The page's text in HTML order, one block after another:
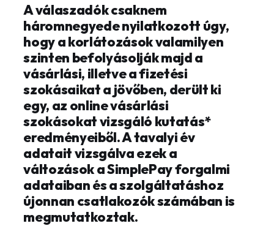
A válaszadók csaknem
háromnegyede nyilatkozott úgy,
hogy a korlátozások valamilyen
szinten befolyásolják majd a
vásárlási, illetve a fizetési
szokásaikat a jövőben, derült ki
egy, az online vásárlási
szokásokat vizsgáló kutatás*
eredményeiből. A tavalyi év
adatait vizsgálva ezek a
változások a SimplePay forgalmi
adataiban és a szolgáltatáshoz
újonnan csatlakozók számában is
megmutatkoztak.